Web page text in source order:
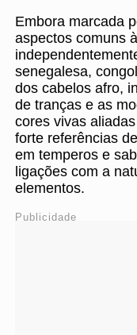
Embora marcada
aspectos comuns
senegalesa,
dos cabelos afro,
de tranças e as
cores vivas
forte referências
em temperos e
ligações com a
elementos.
Publicidade